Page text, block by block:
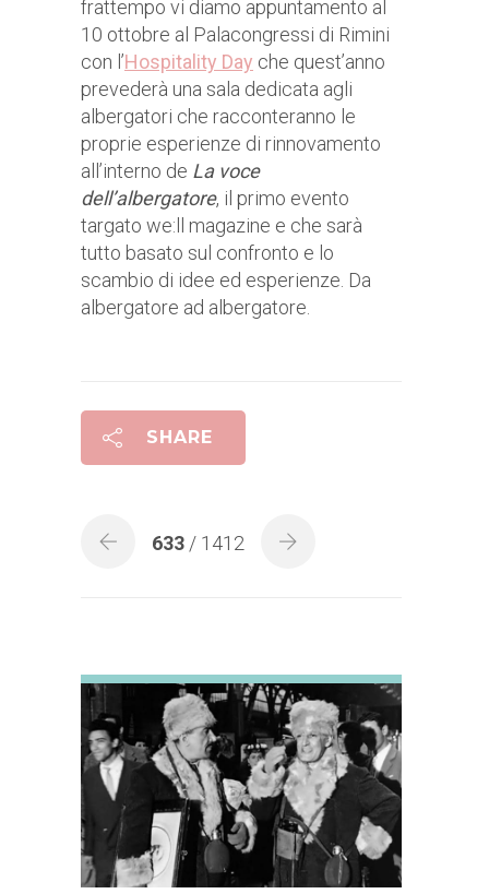
frattempo vi diamo appuntamento al
10 ottobre al Palacongressi di Rimini
con l’Hospitality Day che quest’anno
prevederà una sala dedicata agli
albergatori che racconteranno le
proprie esperienze di rinnovamento
all’interno de La voce
dell’albergatore, il primo evento
targato we:ll magazine e che sarà
tutto basato sul confronto e lo
scambio di idee ed esperienze. Da
albergatore ad albergatore.
SHARE
633 / 1412